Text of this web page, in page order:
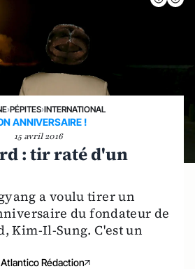
›PÉPITES›INTERNATIONAL
ANNIVERSAIRE !
15 avril 2016
: tir raté d'un
a voulu tirer un
du fondateur de
Kim-Il-Sung. C'est un
Atlantico Rédaction